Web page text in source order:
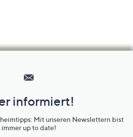
informiert!
Mit unseren Newslettern bist
immer up to date!